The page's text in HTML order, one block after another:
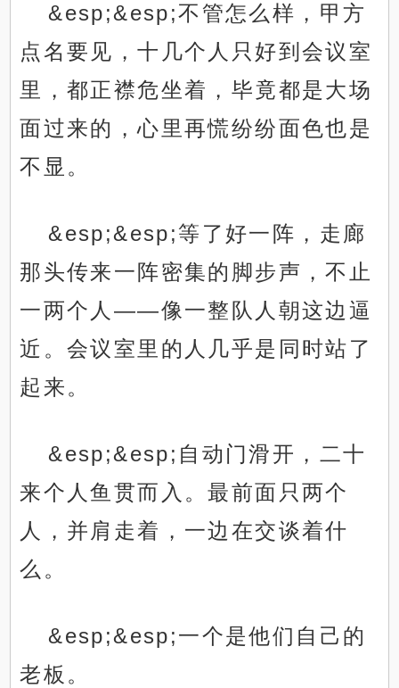
&esp;&esp;不管怎么样，甲方
点名要见，十几个人只好到会议室
里，都正襟危坐着，毕竟都是大场
面过来的，心里再慌纷纷面色也是
不显。
&esp;&esp;等了好一阵，走廊
那头传来一阵密集的脚步声，不止
一两个人——像一整队人朝这边逼
近。会议室里的人几乎是同时站了
起来。
&esp;&esp;自动门滑开，二十
来个人鱼贯而入。最前面只两个
人，并肩走着，一边在交谈着什
么。
&esp;&esp;一个是他们自己的
老板。